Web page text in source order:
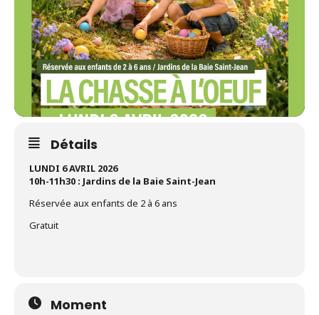
Détails
LUNDI 6 AVRIL 2026
10h-11h30 : Jardins de la Baie Saint-Jean
Réservée aux enfants de 2 à 6 ans
Gratuit
Moment